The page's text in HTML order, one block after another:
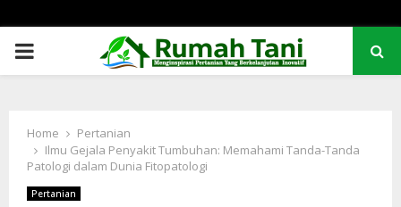
PRIMARY
Home
Pertanian
Ilmu Gejala Penyakit Tumbuhan: Memahami Tanda-Tanda
Patologi dalam Dunia Fitopatologi
Pertanian